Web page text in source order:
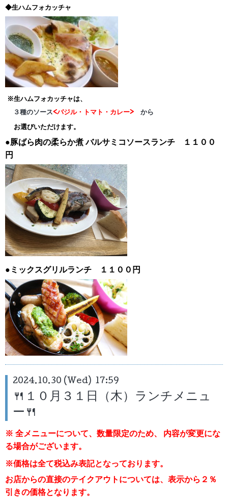
◆生ハムフォカッチャ
※生ハムフォカッチャは、
３種のソース<バジル・トマト・カレー> から
お選びいただけます。
●豚ばら肉の柔らか煮バルサミコソースランチ １１００
円
●ミックスグリルランチ １１００円
2024.10.30 (Wed) 17:59
🍴１０月３１日（木）ランチメニュ
ー🍴
※ 全メニューについて、数量限定のため、
内容が変更にな
る場合がございます。
※価格は全て税込み表記となっております。
お店からの直接のテイクアウトについては、表示から２％
引きの価格となります。